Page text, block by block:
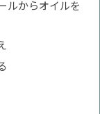
ルからオイルを